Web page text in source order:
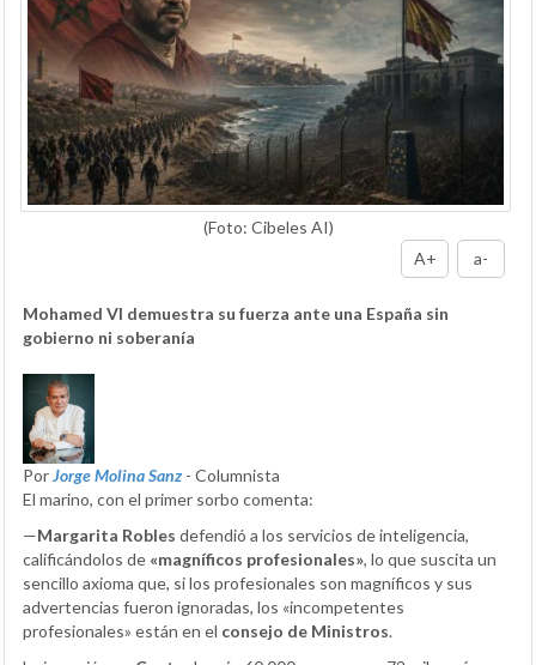
(Foto: Cibeles AI)
A+
a-
Mohamed VI demuestra su fuerza ante una España sin
gobierno ni soberanía
PorJorge Molina Sanz - Columnista
El marino, con el primer sorbo comenta:
—Margarita Robles defendió a los servicios de inteligencia,
calificándolos de «magníficos profesionales», lo que suscita un
sencillo axioma que, si los profesionales son magníficos y sus
advertencias fueron ignoradas, los «incompetentes
profesionales» están en el consejo de Ministros.